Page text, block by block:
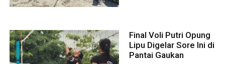
Final Voli Putri Opung
Lipu Digelar Sore Ini di
Pantai Gaukan